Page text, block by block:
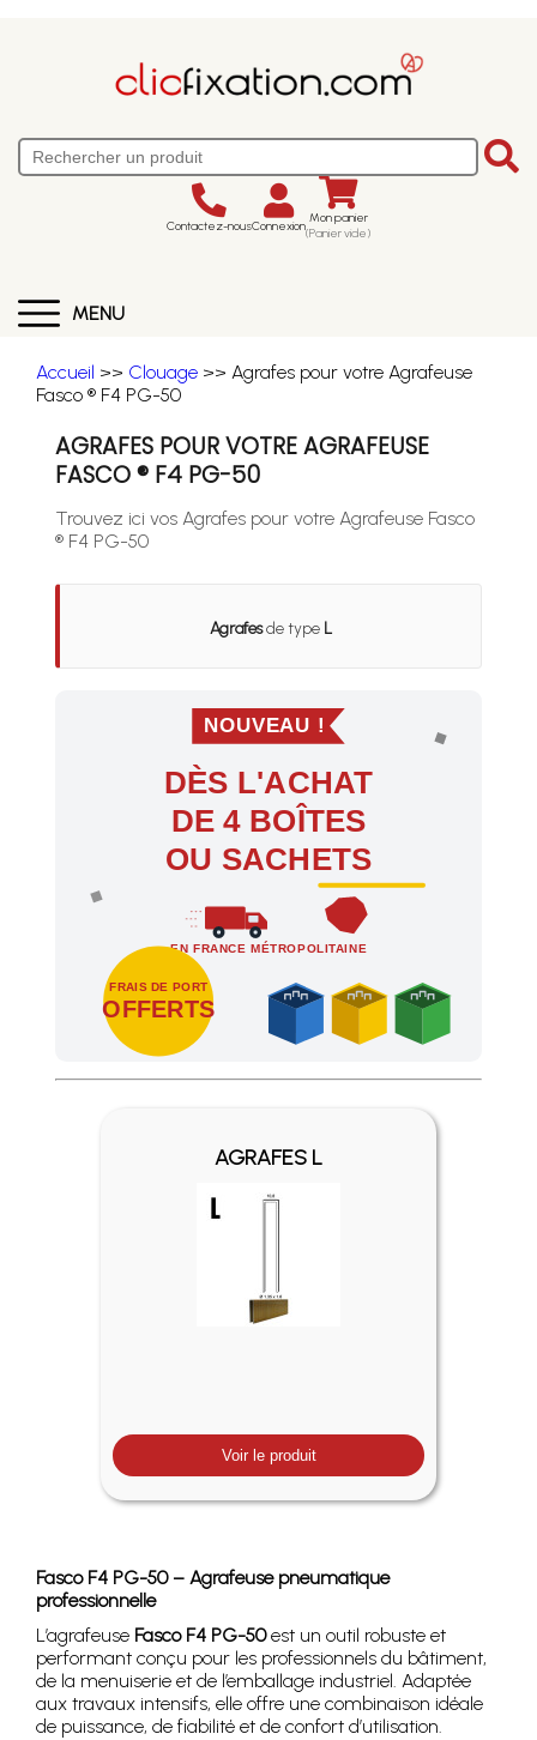
Contactez-nousConnexion Mon panier
(Panier vide)
MENU
Accueil >> Clouage >> Agrafes pour votre Agrafeuse
Fasco ® F4 PG-50
AGRAFES POUR VOTRE AGRAFEUSE
FASCO ® F4 PG-50
Trouvez ici vos Agrafes pour votre Agrafeuse Fasco
® F4 PG-50
Agrafesde type L
NOUVEAU !
DÈS L'ACHAT
DE 4 BOÎTES
OU SACHETS
EN FRANCE MÉTROPOLITAINE
FRAIS DE PORT
OFFERTS
Profitez des Frais de port offerts en France
AGRAFES L
Voir le produit
Fasco F4 PG-50 – Agrafeuse pneumatique
professionnelle
L’agrafeuse Fasco F4 PG-50est un outil robuste et
performant conçu pour les professionnels du bâtiment,
de la menuiserie et de l’emballage industriel. Adaptée
aux travaux intensifs, elle offre une combinaison idéale
de puissance, de fiabilité et de confort d’utilisation.